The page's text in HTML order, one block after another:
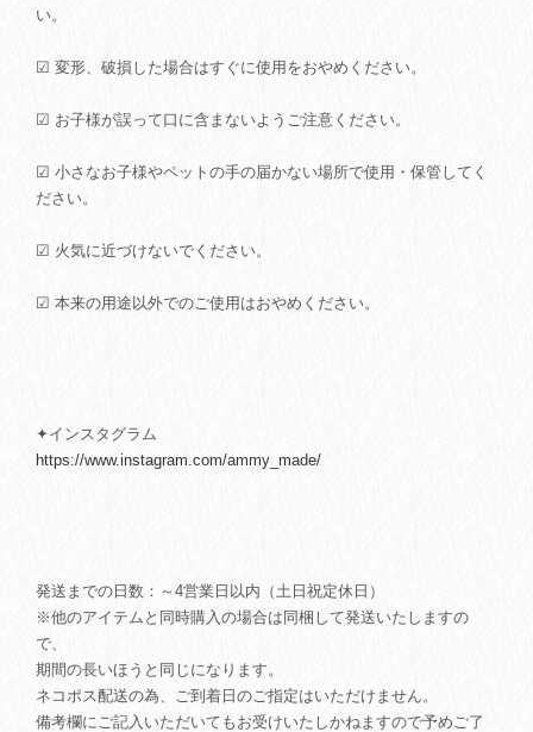
い。
☑ 変形、破損した場合はすぐに使用をおやめください。
☑ お子様が誤って口に含まないようご注意ください。
☑ 小さなお子様やペットの手の届かない場所で使用・保管してく
ださい。
☑ 火気に近づけないでください。
☑ 本来の用途以外でのご使用はおやめください。
✦インスタグラム
https://www.instagram.com/ammy_made/
発送までの日数：～4営業日以内（土日祝定休日）
※他のアイテムと同時購入の場合は同梱して発送いたしますの
で、
期間の長いほうと同じになります。
ネコポス配送の為、ご到着日のご指定はいただけません。
備考欄にご記入いただいてもお受けいたしかねますので予めご了